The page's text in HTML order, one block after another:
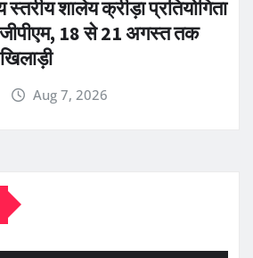
स्तरीय शालेय क्रीड़ा प्रतियोगिता
जीपीएम, 18 से 21 अगस्त तक
Aug 7, 2026